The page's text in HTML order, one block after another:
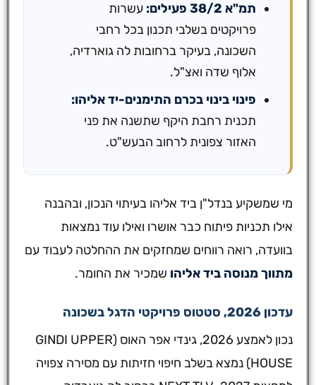
תמ"א 38/2 פעילים:
עשרות
פרויקטים בשלבי תכנון בכל רחבי
השכונה, בעיקר ברחובות לה גוארדיה,
אלוף שדה ואצ"ל.
פינוי בינוי בכרם התימנים-יד אליהו:
תכנית רחבת היקף שתשנה את פני
האזור צפונית לרחוב הבעש"ט.
מי שמשקיע בנדל"ן ביד אליהו בעיתוי הנכון, ובהבנה
אילו תכניות פיתוח כבר אושרו ואילו עוד נמצאות
בוועדה, רואה רווחים שמחזקים את ההחלטה לעבוד עם
מתווך מנוסה ביד אליהושמכיר את החומר.
עדכון 2026, סטטוס פרויקטי הדגל בשכונה
נכון לאמצע 2026, גינדי אפר האוס (GINDI UPPER
HOUSE) נמצא בשלב חיפוי חזיתות עם מסירה צפויה